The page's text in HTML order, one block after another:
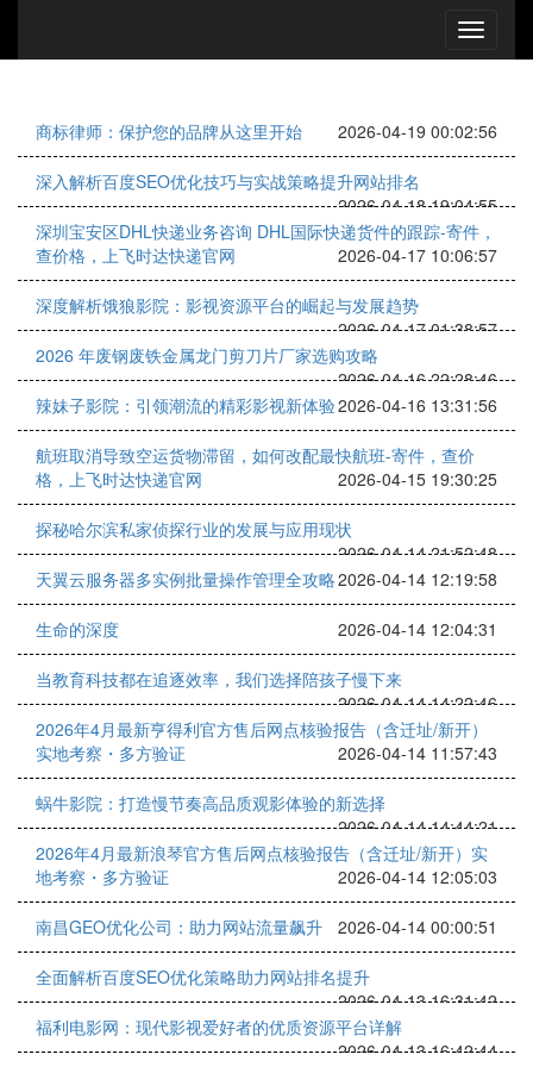
商标律师：保护您的品牌从这里开始 2026-04-19 00:02:56
深入解析百度SEO优化技巧与实战策略提升网站排名
2026-04-18 19:04:55
深圳宝安区DHL快递业务咨询 DHL国际快递货件的跟踪-寄件，
查价格，上飞时达快递官网
2026-04-17 10:06:57
深度解析饿狼影院：影视资源平台的崛起与发展趋势
2026-04-17 01:38:57
2026 年废钢废铁金属龙门剪刀片厂家选购攻略
2026-04-16 22:28:46
辣妹子影院：引领潮流的精彩影视新体验2026-04-16 13:31:56
航班取消导致空运货物滞留，如何改配最快航班-寄件，查价
格，上飞时达快递官网
2026-04-15 19:30:25
探秘哈尔滨私家侦探行业的发展与应用现状
2026-04-14 21:52:48
天翼云服务器多实例批量操作管理全攻略2026-04-14 12:19:58
生命的深度 2026-04-14 12:04:31
当教育科技都在追逐效率，我们选择陪孩子慢下来
2026-04-14 14:22:46
2026年4月最新亨得利官方售后网点核验报告（含迁址/新开）
实地考察・多方验证
2026-04-14 11:57:43
蜗牛影院：打造慢节奏高品质观影体验的新选择
2026-04-14 14:44:21
2026年4月最新浪琴官方售后网点核验报告（含迁址/新开）实
地考察・多方验证
2026-04-14 12:05:03
南昌GEO优化公司：助力网站流量飙升 2026-04-14 00:00:51
全面解析百度SEO优化策略助力网站排名提升
2026-04-13 16:31:42
福利电影网：现代影视爱好者的优质资源平台详解
2026-04-13 16:42:44